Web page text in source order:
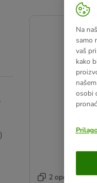
)
artikli proizvoda
2 opcija
Na
samo
vaš
kako
osobi